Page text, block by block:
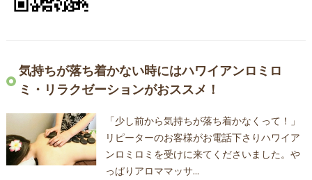
気持ちが落ち着かない時にはハワイアンロミロ
ミ・リラクゼーションがおススメ！
「少し前から気持ちが落ち着かなくって！」
リピーターのお客様がお電話下さりハワイア
ンロミロミを受けに来てくださいました。や
っぱりアロママッサ…